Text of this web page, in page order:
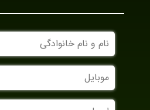
نام
و
نام
خانوادگی
موبایل
ایمیل